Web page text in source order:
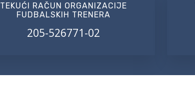
TEKUĆI RAČUN ORGANIZACIJE
FUDBALSKIH TRENERA
205-526771-02